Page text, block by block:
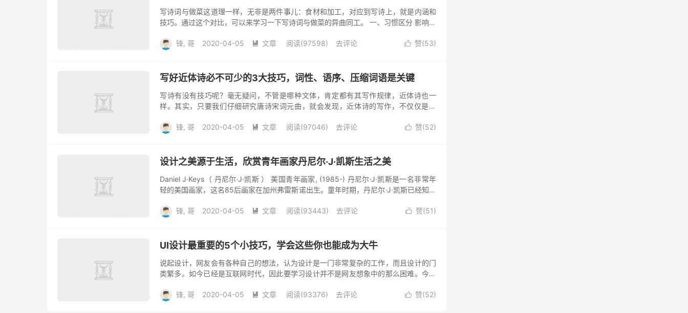
写诗词与做菜这道理一样，无非是两件事儿：食材和加工，对应到写诗上，就是内涵和
技巧。通过这个对比，可以来学习一下写诗词与做菜的异曲同工。 一、习惯区分 影响食
次，这样...
 赞(53)
锋, 哥 2020-04-05  文章 阅读(97598) 去评论
写好近体诗必不可少的3大技巧，词性、语序、压缩词语是关键
写诗有没有技巧呢？毫无疑问，不管是哪种文体，肯定都有其写作规律，近体诗也一
样。其实，只要我们仔细研究唐诗宋词元曲，就会发现，近体诗的写作，不仅仅是平
一步研究，就会大...
 赞(52)
锋, 哥 2020-04-05  文章 阅读(97046) 去评论
设计之美源于生活，欣赏青年画家丹尼尔·J·凯斯生活之美
Daniel J·Keys（ 丹尼尔·J·凯斯 ） 美国青年画家, (1985-) 丹尼尔·J·凯斯是一名非常年
轻的美国画家，这名85后画家在加州弗雷斯诺出生。童年时期，丹尼尔·J·凯斯已经知道
 赞(51)
锋, 哥 2020-04-05  文章 阅读(93443) 去评论
UI设计最重要的5个小技巧，学会这些你也能成为大牛
说起设计，网友会有各种自己的想法，认为设计是一门非常复杂的工作，而且设计的门
类繁多。如今已经是互联网时代，因此要学习设计并不是网友想象中的那么困难。今天
个非...
 赞(52)
锋, 哥 2020-04-05  文章 阅读(93376) 去评论